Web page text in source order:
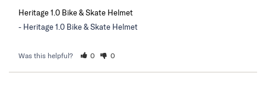
Heritage 1.0 Bike & Skate Helmet
Heritage 1.0 Bike & Skate Helmet
Was this helpful? 0 0